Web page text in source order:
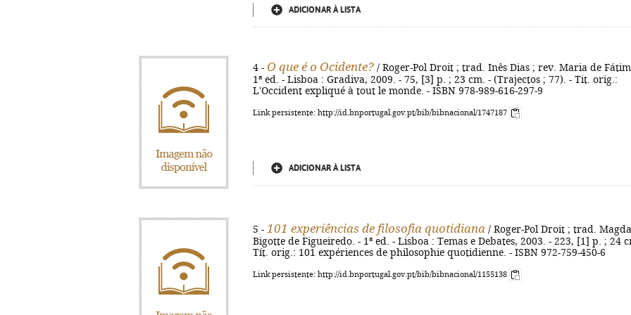
ADICIONAR À LISTA
4 - O que é o Ocidente? / Roger-Pol Droit ; trad. Inês Dias ; rev. Maria de
1ª ed. - Lisboa : Gradiva, 2009. - 75, [3] p. ; 23 cm. - (Trajectos ; 77). - Tit. orig.:
L'Occident expliqué à tout le monde. - ISBN 978-989-616-297-9
Link persistente: http://id.bnportugal.gov.pt/bib/bibnacional/1747187
ADICIONAR À LISTA
5 - 101 experiências de filosofia quotidiana / Roger-Pol Droit ; trad. Magda
Bigotte de Figueiredo. - 1ª ed. - Lisboa : Temas e Debates, 2003. - 223, [1] p. ; 24
Tít. orig.: 101 expériences de philosophie quotidienne. - ISBN 972-759-450-6
Link persistente: http://id.bnportugal.gov.pt/bib/bibnacional/1155138